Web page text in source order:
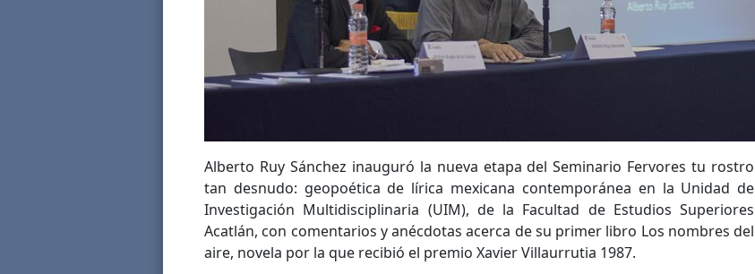
Alberto Ruy Sánchez inauguró la nueva etapa del Seminario Fervores tu rostro
tan desnudo: geopoética de lírica mexicana contemporánea en la Unidad de
Investigación Multidisciplinaria (UIM), de la Facultad de Estudios Superiores
Acatlán, con comentarios y anécdotas acerca de su primer libro Los nombres del
aire, novela por la que recibió el premio Xavier Villaurrutia 1987.